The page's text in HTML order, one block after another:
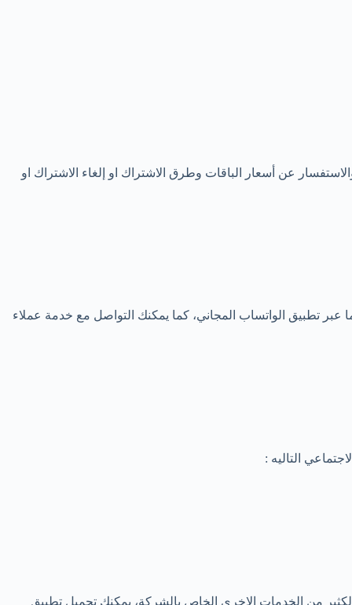
عن أسعار الباقات وطرق الاشتراك او إلغاء الاشتراك او
تطبيق الواتساب المجاني، كما يمكنك التواصل مع خدمة عملاء
التاليه :
من الخدمات الاخري الخاص بالشركة، يمكنك تحميل تطبيق